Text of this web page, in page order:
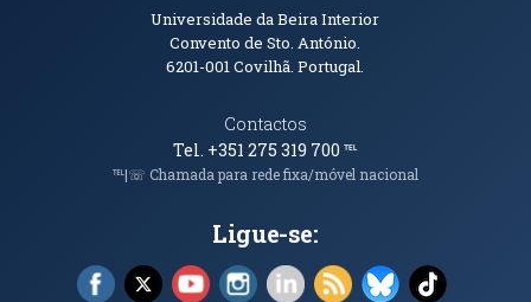
Informações de Contacto
Universidade da Beira Interior
Convento de Sto. António.
6201-001Covilhã. Portugal.
Contactos
Tel. +351 275 319 700℡
℡|☏ Chamada para rede fixa/móvel nacional
Ligue-se:
Facebook (abre em nova janela)
X (abre em nova janela)
YouTube (abre em nova janela)
Instagram (abre em nova janela)
LinkedIn (abre em nova
RSS (abre em nova
Bluesky (abre
TikTok